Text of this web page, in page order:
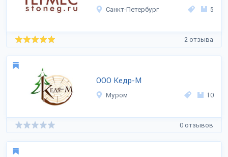
Санкт-Петербург 5
2 отзыва
ООО Кедр-М
Муром 10
0 отзывов